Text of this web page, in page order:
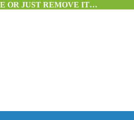
OR JUST REMOVE IT…